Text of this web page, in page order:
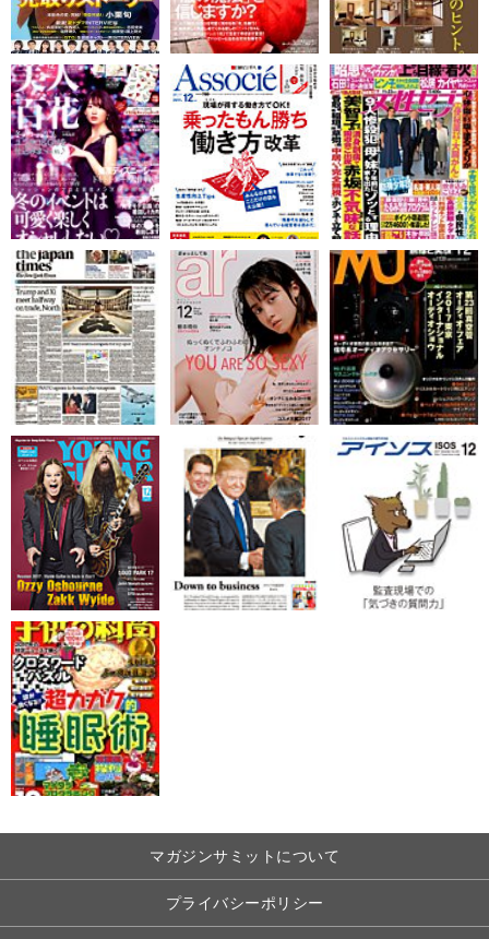
マガジンサミットについて
プライバシーポリシー